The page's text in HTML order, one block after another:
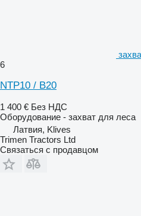
6
NTP10 / B20
1 400 € Без НДС
Оборудование - захват для леса
Латвия, Klives
Trimen Tractors Ltd
Связаться с продавцом